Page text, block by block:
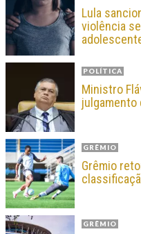
Lula
violência
POLÍTICA
Ministro
julgamento
GRÊMIO
Grêmio
GRÊMIO